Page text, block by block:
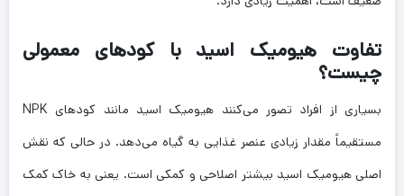
تفاوت هیومیک اسید با کودهای معمولی
چیست؟
بسیاری از افراد تصور می‌کنند هیومیک اسید مانند کودهای NPK
مستقیماً مقدار زیادی عنصر غذایی به گیاه می‌دهد. در حالی که نقش
اصلی هیومیک اسید بیشتر اصلاحی و کمکی است. یعنی به خاک کمک